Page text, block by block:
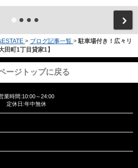
> ブログ記事一覧 > 駐車場付き！広々リ
田町1丁目貸家1】
ージトップに戻る
業時間:10:00～24:00
定休日:年中無休